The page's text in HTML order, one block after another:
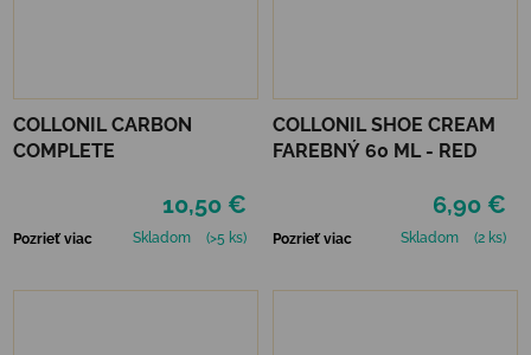
COLLONIL CARBON
COMPLETE
10,50 €
Pozrieť viac Skladom (>5 ks)
COLLONIL SHOE CREAM
FAREBNÝ 60 ML - RED
6,90 €
Pozrieť viac Skladom (2 ks)